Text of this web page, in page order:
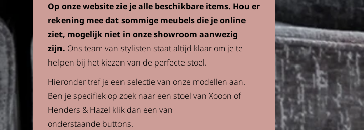
Op onze website zie je alle beschikbare items. Hou er
rekening mee dat sommige meubels die je online
ziet, mogelijk niet in onze showroom aanwezig
zijn. Ons team van stylisten staat altijd klaar om je te
helpen bij het kiezen van de perfecte stoel.
Hieronder tref je een selectie van onze modellen aan.
Ben je specifiek op zoek naar een stoel van Xooon of
Henders & Hazel klik dan een van
onderstaande buttons.